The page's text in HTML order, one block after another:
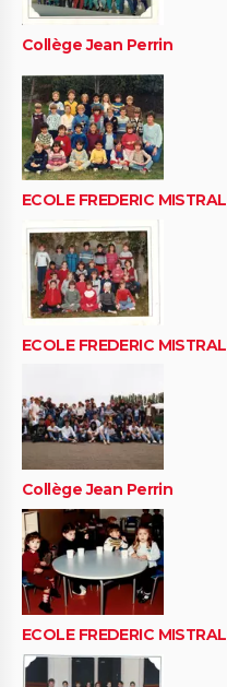
Collège Jean Perrin
ECOLE FREDERIC MISTRAL
ECOLE FREDERIC MISTRAL
Collège Jean Perrin
ECOLE FREDERIC MISTRAL